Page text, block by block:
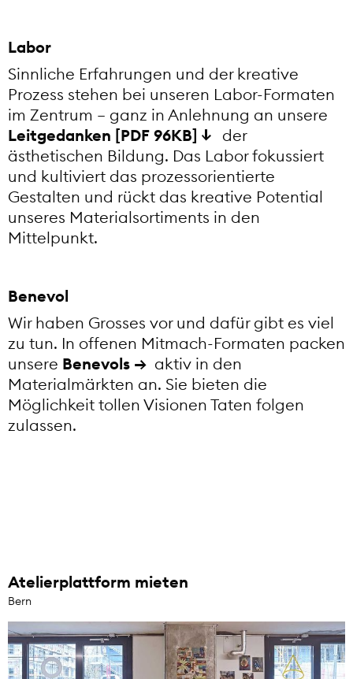
Labor
Sinnliche Erfahrungen und der kreative
Prozess stehen bei unseren Labor-Formaten
im Zentrum – ganz in Anlehnung an unsere
Leitgedanken [PDF 96KB]
der
ästhetischen Bildung. Das Labor fokussiert
und kultiviert das prozessorientierte
Gestalten und rückt das kreative Potential
unseres Materialsortiments in den
Mittelpunkt.
Benevol
Wir haben Grosses vor und dafür gibt es viel
zu tun. In offenen Mitmach-Formaten packen
unsere Benevols
aktiv in den
Materialmärkten an. Sie bieten die
Möglichkeit tollen Visionen Taten folgen
zulassen.
Atelierplattform mieten
Bern